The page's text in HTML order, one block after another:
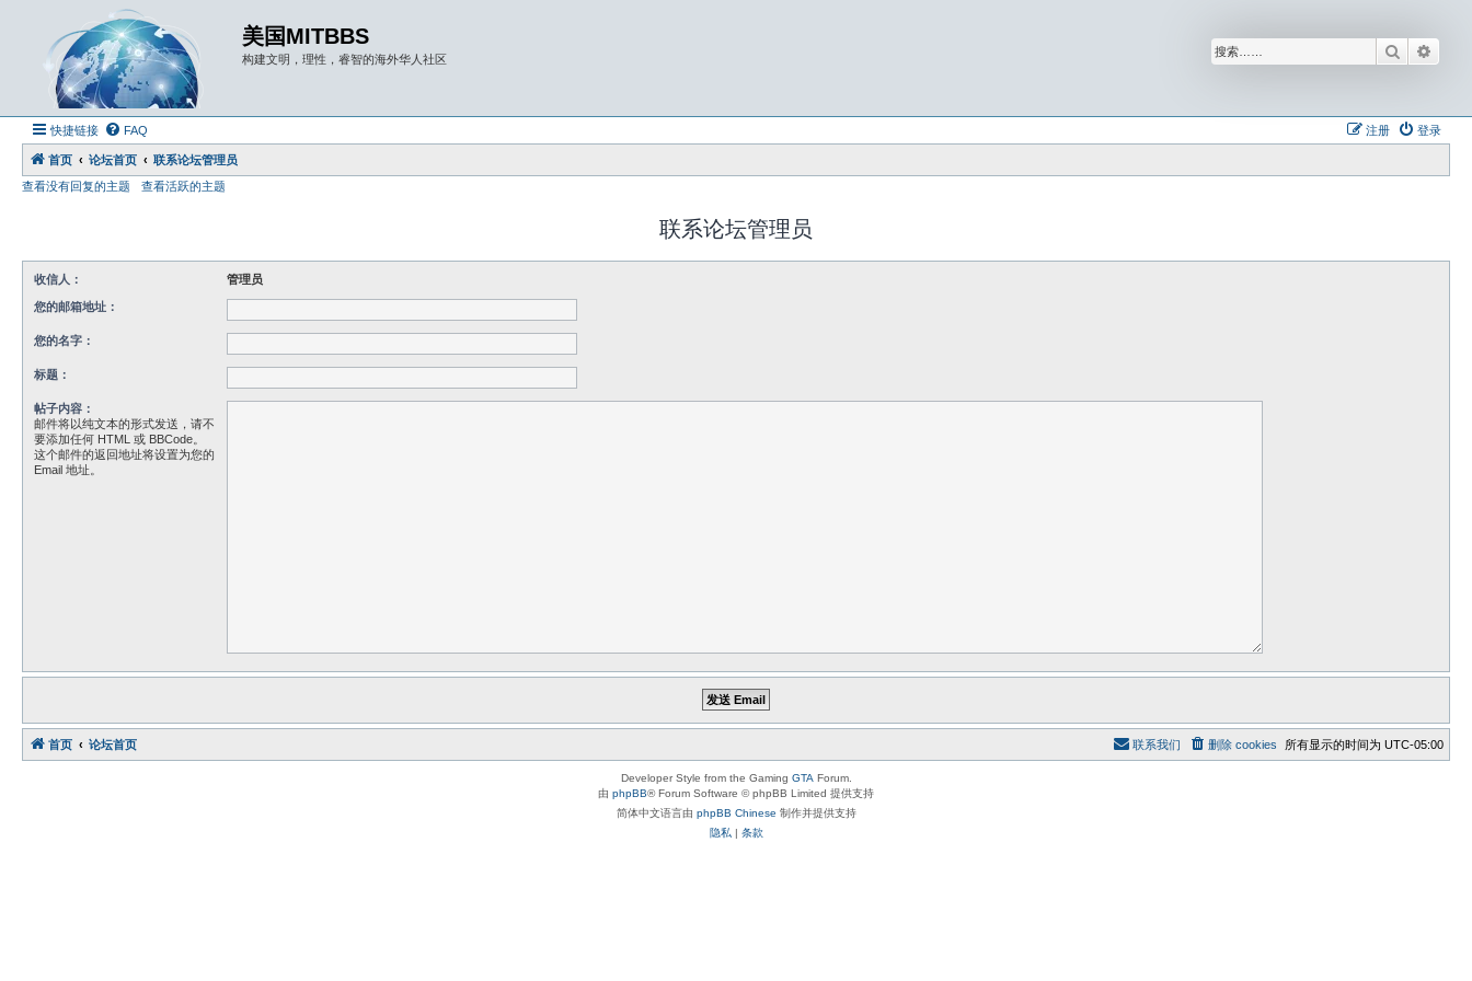
美国MITBBS
构建文明，理性，睿智的海外华人社区 搜索
快捷链接 FAQ 登录
注册
首页 论坛首页
联系论坛管理员
查看没有回复的主题
查看活跃的主题
联系论坛管理员
收信人： 管理员
您的邮箱地址：
您的名字：
标题：
帖子内容：
邮件将以纯文本的形式发送，请不
要添加任何 HTML 或 BBCode。
这个邮件的返回地址将设置为您的
Email 地址。
首页 论坛首页 所有显示的时间为 UTC-05:00
删除 cookies
联系我们
Developer Style from the Gaming GTA Forum.
由 phpBB® Forum Software © phpBB Limited 提供支持
简体中文语言由 phpBB Chinese 制作并提供支持
隐私 | 条款